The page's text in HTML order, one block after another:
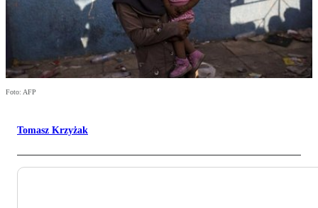
Foto: AFP
Tomasz Krzyżak